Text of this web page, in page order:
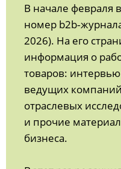
В начале февраля
номер
2026). На его
информация о
товаров:
ведущих
отраслевых
и прочие
бизнеса.